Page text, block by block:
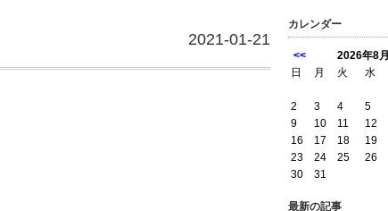
2021-01-21
カレンダー
<<
2026年8月
日
月 火 水
2
3 4 5
9
10 11 12
16
17 18 19
23
24 25 26
30
31
最新の記事